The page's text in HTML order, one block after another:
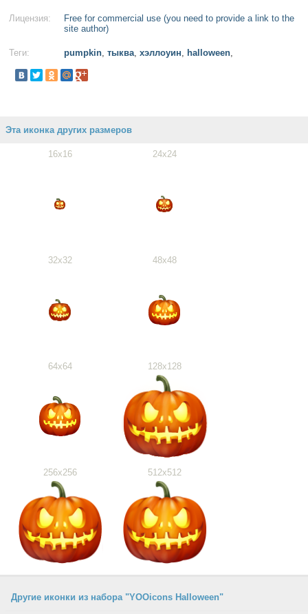
Лицензия:
Free for commercial use (you need to provide a link to the
site author)
Теги: pumpkin, тыква, хэллоуин, halloween,
Эта иконка других размеров
16x16 24x24
32x32 48x48
64x64 128x128
256x256 512x512
Другие иконки из набора "YOOicons Halloween"